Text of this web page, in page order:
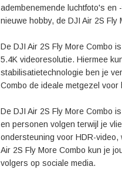
adembenemende luchtfoto's en
nieuwe hobby, de DJI Air 2S
De DJI Air 2S Fly More Combo
5.4K videoresolutie. Hiermee
stabilisatietechnologie ben je
Combo de ideale metgezel
De DJI Air 2S Fly More Combo
en personen volgen terwijl je
ondersteuning voor HDR-
Air 2S Fly More Combo kun je
volgers op sociale media.